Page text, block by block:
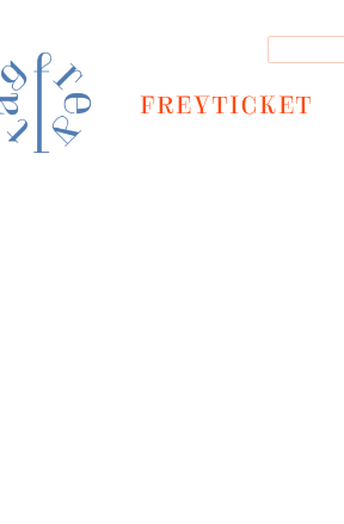
FREYTICKET